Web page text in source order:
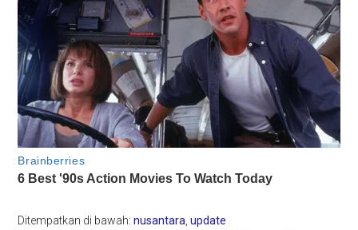
Ditempatkan di bawah:nusantara ,update